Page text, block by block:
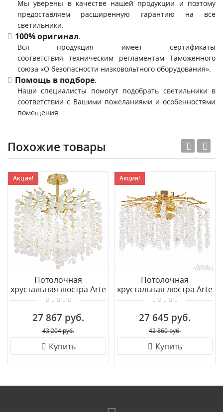
Мы уверены в качестве нашей продукции и поэтому
предоставляем расширенную гарантию на все
светильники.
100% оригинал.
Вся продукция имеет сертификаты
соответствия техническим регламентам Таможенного
союза «О безопасности низковольтного оборудования».
Помощь в подборе.
Наши специалисты помогут подобрать светильники в
соответствии с Вашими пожеланиями и особенностями
помещения.
Похожие товары
Акция!
Потолочная
хрустальная люстра Arte
Milano 23111.460.6.E14.C
27 867 руб.
43 204 руб.
Купить
Акция!
Потолочная
хрустальная люстра Arte
Milano 234001/D500/4/D
27 645 руб.
42 860 руб.
Купить